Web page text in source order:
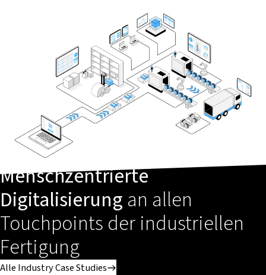
Menschzentrierte
Digitalisierung an allen
Touchpoints der industriellen
Fertigung
Alle Industry Case Studies